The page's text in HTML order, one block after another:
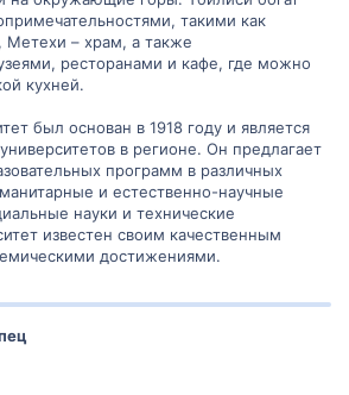
такими как
Метехи – храм, а также
ресторанами и кафе, где можно
кухней.
был основан в 1918 году и является
в регионе. Он предлагает
программ в различных
и естественно-научные
науки и технические
известен своим качественным
достижениями.